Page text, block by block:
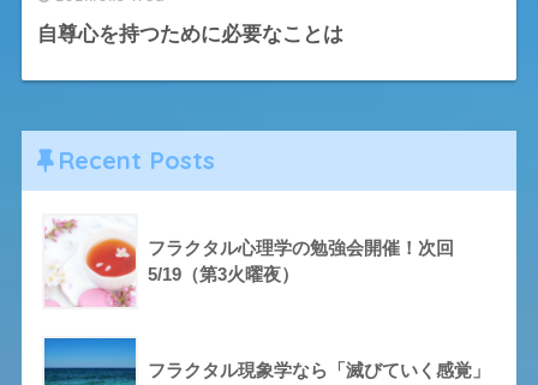
自尊心を持つために必要なことは
Recent Posts
フラクタル心理学の勉強会開催！次回
5/19（第3火曜夜）
フラクタル現象学なら「滅びていく感覚」